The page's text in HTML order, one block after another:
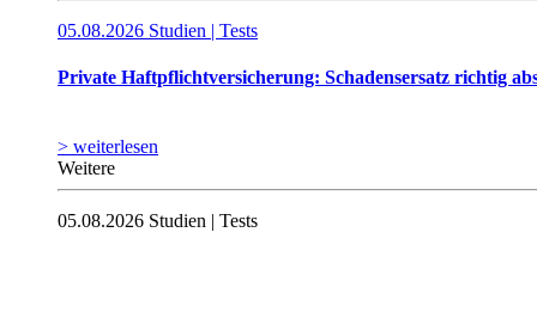
05.08.2026 Studien | Tests
Private Haftpflicht­versicherung: Schadensersatz richtig
> weiterlesen
Weitere
05.08.2026 Studien | Tests